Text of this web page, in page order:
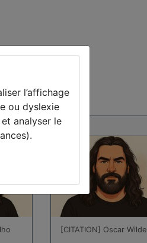
00:00:08
[CITATION] Oscar Wilde
l’affichage
ou dyslexie
analyser le